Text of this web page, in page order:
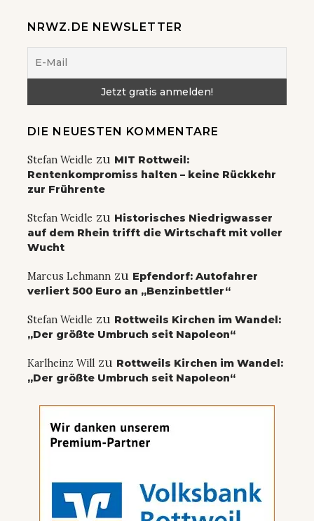
NRWZ.DE NEWSLETTER
DIE NEUESTEN KOMMENTARE
Stefan Weidle zu MIT Rottweil:
Rentenkompromiss halten – keine Rückkehr
zur Frührente
Stefan Weidle zu Historisches Niedrigwasser
auf dem Rhein trifft die Wirtschaft mit voller
Wucht
Marcus Lehmann zu Epfendorf: Autofahrer
verliert 500 Euro an „Benzinbettler“
Stefan Weidle zu Rottweils Kirchen im Wandel:
„Der größte Umbruch seit Napoleon“
Karlheinz Will zu Rottweils Kirchen im Wandel:
„Der größte Umbruch seit Napoleon“